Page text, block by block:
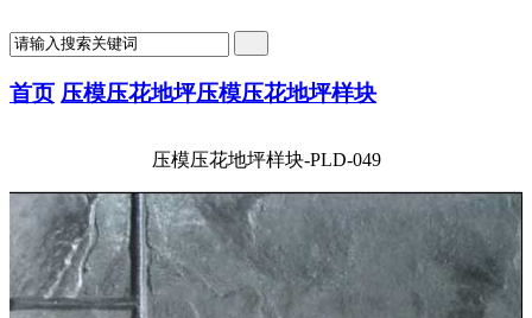
首页 压模压花地坪压模压花地坪样块
压模压花地坪样块-PLD-049